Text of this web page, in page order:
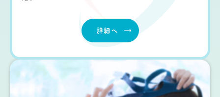
詳細へ